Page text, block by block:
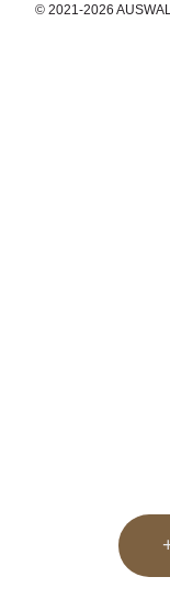
© 2021-2026